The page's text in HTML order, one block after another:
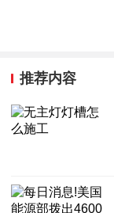
推荐内容